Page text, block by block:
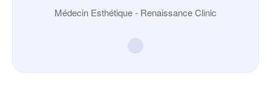
Médecin Esthétique - Renaissance Clinic